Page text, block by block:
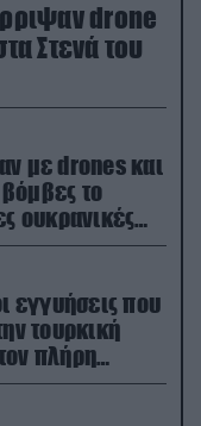
drone
Στενά του
με drones και
το
ουκρανικές
εγγυήσεις που
τουρκική
πλήρη